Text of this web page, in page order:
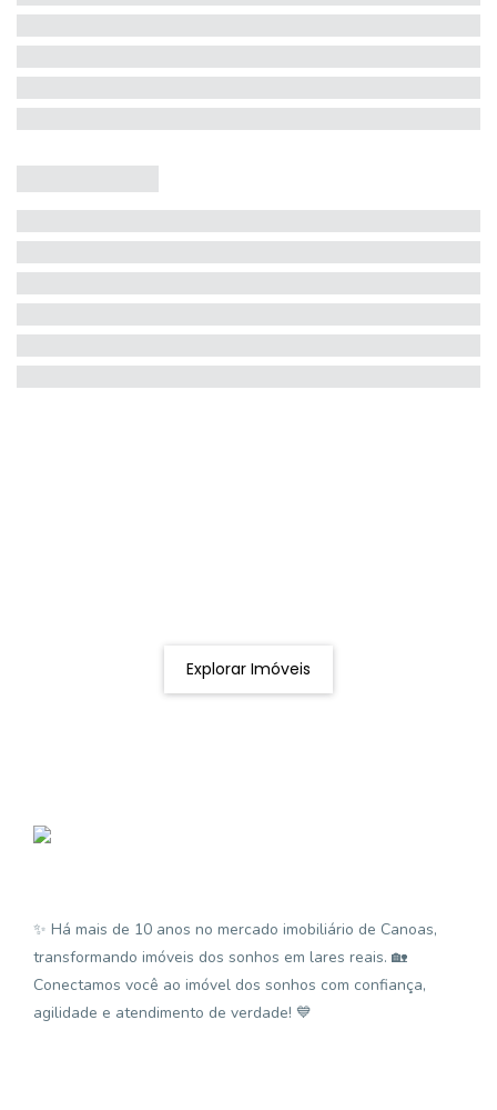
Explorar Imóveis
✨ Há mais de 10 anos no mercado imobiliário de Canoas,
transformando imóveis dos sonhos em lares reais. 🏡
Conectamos você ao imóvel dos sonhos com confiança,
agilidade e atendimento de verdade! 💙